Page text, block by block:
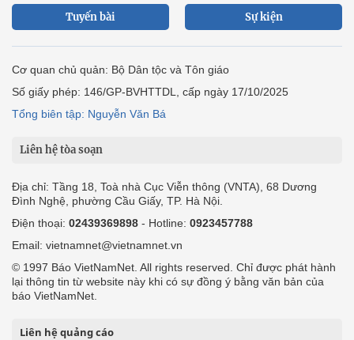
Tuyến bài Sự kiện
Cơ quan chủ quản: Bộ Dân tộc và Tôn giáo
Số giấy phép: 146/GP-BVHTTDL, cấp ngày 17/10/2025
Tổng biên tập: Nguyễn Văn Bá
Liên hệ tòa soạn
Địa chỉ: Tầng 18, Toà nhà Cục Viễn thông (VNTA), 68 Dương
Đình Nghệ, phường Cầu Giấy, TP. Hà Nội.
Điện thoại: 02439369898 - Hotline: 0923457788
Email: vietnamnet@vietnamnet.vn
© 1997 Báo VietNamNet. All rights reserved. Chỉ được phát hành
lại thông tin từ website này khi có sự đồng ý bằng văn bản của
báo VietNamNet.
Liên hệ quảng cáo